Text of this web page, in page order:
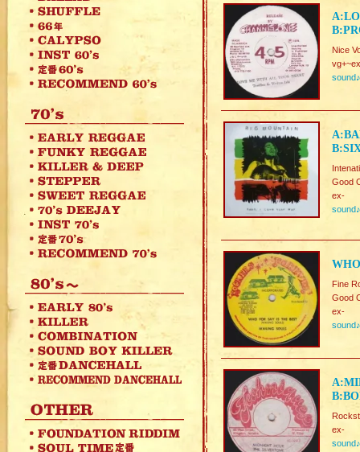
Nice
sound♪
Good
ex-
sound♪
Fine
Good
ex-
sound♪
ex-
sound♪